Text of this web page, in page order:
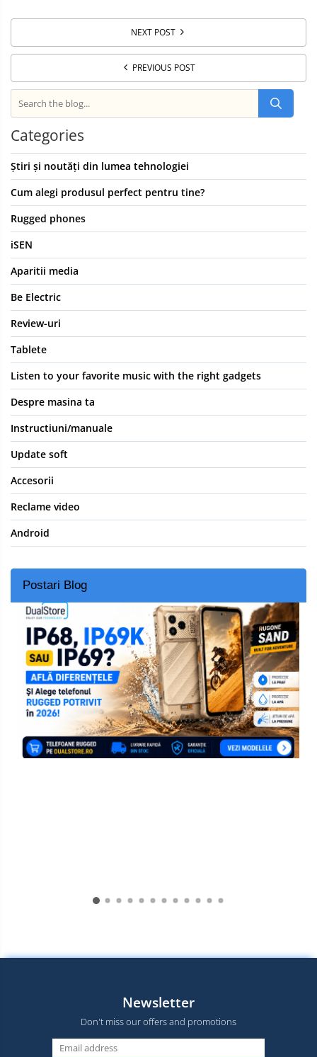
NEXT POST
PREVIOUS POST
Categories
Știri și noutăți din lumea tehnologiei
Cum alegi produsul perfect pentru tine?
Rugged phones
iSEN
Aparitii media
Be Electric
Review-uri
Tablete
Listen to your favorite music with the right gadgets
Despre masina ta
Instructiuni/manuale
Update soft
Accesorii
Reclame video
Android
Postari Blog
Newsletter
Don't miss our offers and promotions